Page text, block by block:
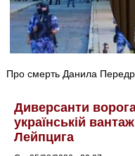
Про смерть Данила
Диверсанти
українській
Лейпцига